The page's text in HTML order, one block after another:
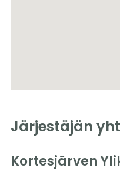
Järjestäjän
Kortesjärven